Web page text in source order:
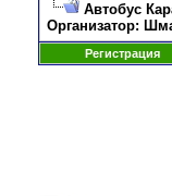
Автобус
Организатор:
Регистрация